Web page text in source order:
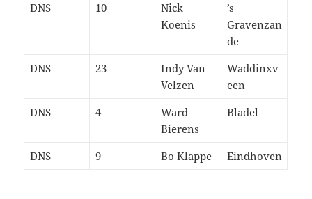
DNS 10
Nick
Koenis
’s
Gravenzan
de
DNS
23
Indy Van
Velzen
Waddinxv
een
DNS
4
Ward
Bierens
Bladel
DNS 9 Bo Klappe Eindhoven